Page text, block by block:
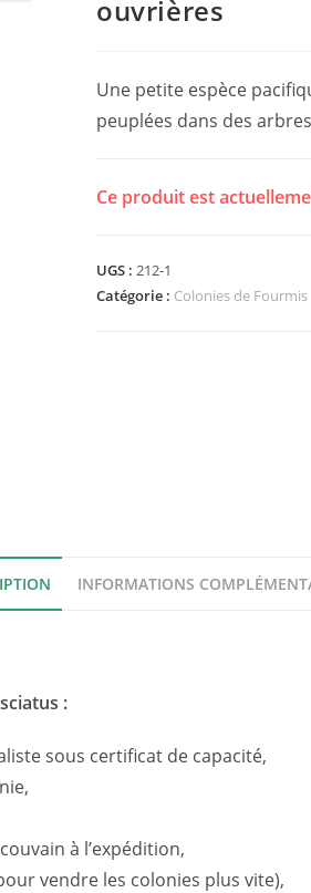
ouvrières
Une petite espèce
peuplées dans des
Ce produit est
UGS : 212-1
Catégorie : Colonies de Fourmis
INFORMATIONS
:
sous certificat de capacité,
à l’expédition,
vendre les colonies plus vite),